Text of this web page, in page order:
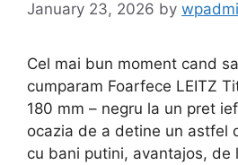
January 23, 2026 by
Cel mai bun moment cand sa
cumparam Foarfece LEITZ
180 mm – negru la un pret
ocazia de a detine un astfel
cu bani putini, avantajos, de